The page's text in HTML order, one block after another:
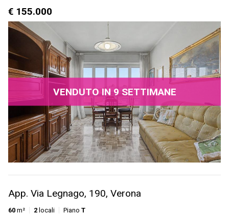
€ 155.000
VENDUTO IN 9 SETTIMANE
App. Via Legnago, 190, Verona
60 m² 2 locali Piano T